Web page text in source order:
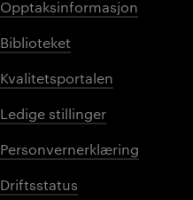
Opptaksinformasjon
Biblioteket
Kvalitetsportalen
Ledige stillinger
Personvernerklæring
Driftsstatus